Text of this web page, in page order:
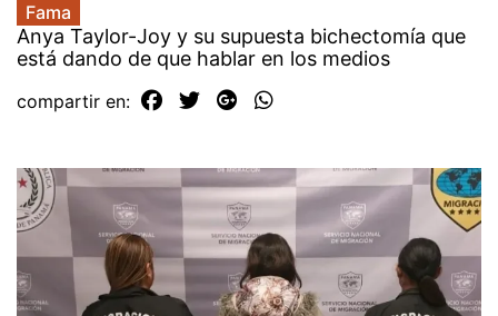
Fama
Anya Taylor-Joy y su supuesta bichectomía que
está dando de que hablar en los medios
compartir en: